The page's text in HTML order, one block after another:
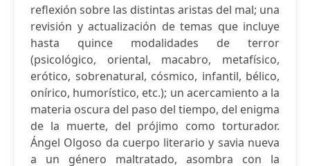
reflexión sobre las distintas aristas del mal; una
revisión y actualización de temas que incluye
hasta quince modalidades de terror
(psicológico, oriental, macabro, metafísico,
erótico, sobrenatural, cósmico, infantil, bélico,
onírico, humorístico, etc.); un acercamiento a la
materia oscura del paso del tiempo, del enigma
de la muerte, del prójimo como torturador.
Ángel Olgoso da cuerpo literario y savia nueva
a un género maltratado, asombra con la